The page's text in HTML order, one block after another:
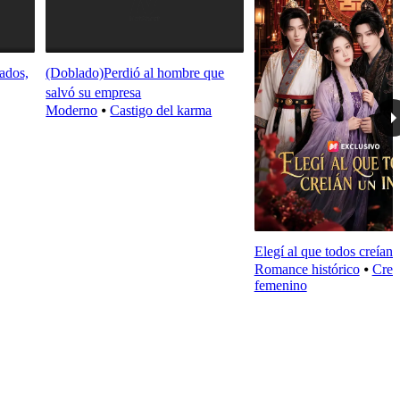
(Doblado)Perdió al hombre que
salvó su empresa
Moderno ⦁Castigo del karma
Elegí al que todos creían
Romance histórico⦁
femenino